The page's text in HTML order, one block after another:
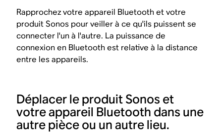
Rapprochez votre appareil Bluetooth et votre
produit Sonos pour veiller à ce qu'ils puissent se
connecter l'un à l'autre. La puissance de
connexion en Bluetooth est relative à la distance
entre les appareils.
Déplacer le produit Sonos et
votre appareil Bluetooth dans une
autre pièce ou un autre lieu.